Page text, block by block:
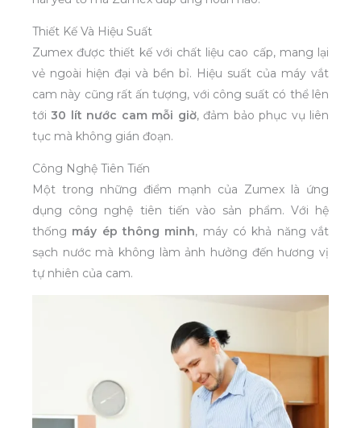
Thiết Kế Và Hiệu Suất
Zumex được thiết kế với chất liệu cao cấp, mang lại
vẻ ngoài hiện đại và bền bỉ. Hiệu suất của máy vắt
cam này cũng rất ấn tượng, với công suất có thể lên
tới30 lít nước cam mỗi giờ, đảm bảo phục vụ liên
tục mà không gián đoạn.
Công Nghệ Tiên Tiến
Một trong những điểm mạnh của Zumex là ứng
dụng công nghệ tiên tiến vào sản phẩm. Với hệ
thống máy ép thông minh, máy có khả năng vắt
sạch nước mà không làm ảnh hưởng đến hương vị
tự nhiên của cam.